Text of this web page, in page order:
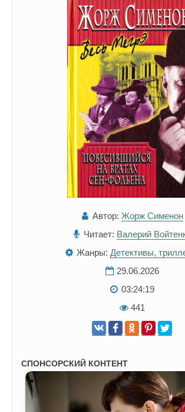
Автор: Жорж Сименон
Читает: Валерий
Жанры: Детективы,
29.06.2026
03:24:19
441